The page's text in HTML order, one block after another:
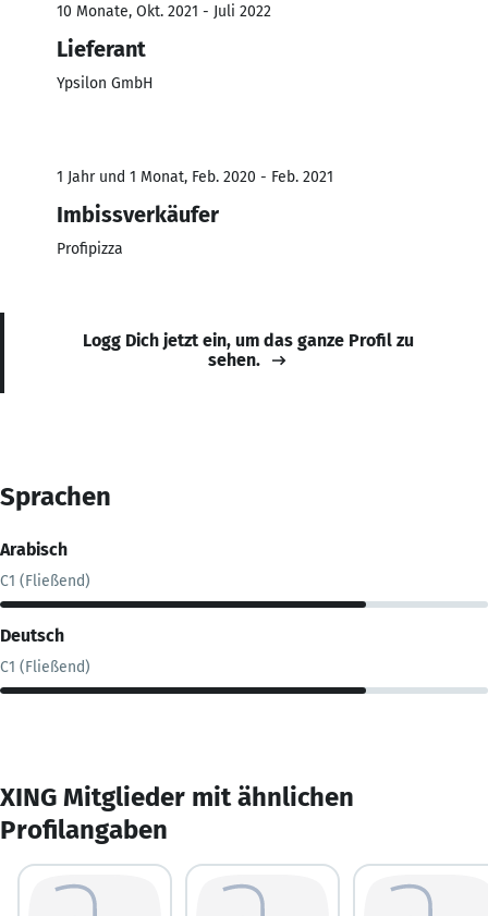
10 Monate, Okt. 2021 - Juli 2022
Lieferant
Ypsilon GmbH
1 Jahr und 1 Monat, Feb. 2020 - Feb. 2021
Imbissverkäufer
Profipizza
Logg Dich jetzt ein, um das ganze Profil zu
sehen.
Sprachen
Arabisch
C1 (Fließend)
Deutsch
C1 (Fließend)
XING Mitglieder mit ähnlichen
Profilangaben